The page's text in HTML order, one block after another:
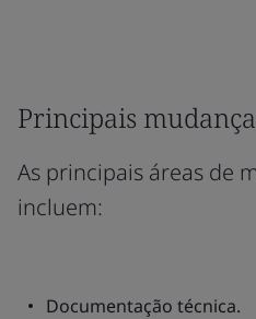
Principais
As principais áreas de
incluem:
Documentação técnica.